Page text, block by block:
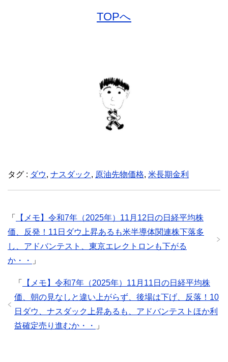
TOPへ
タグ : ダウ, ナスダック, 原油先物価格, 米長期金利
「
【メモ】令和7年（2025年）11月12日の日経平均株
価、反発！11日ダウ上昇あるも米半導体関連株下落多
し、アドバンテスト、東京エレクトロンも下がる
か・・
」
「
【メモ】令和7年（2025年）11月11日の日経平均株
価、朝の見なしと違い上がらず、後場は下げ、反落！10
日ダウ、ナスダック上昇あるも、アドバンテストほか利
益確定売り進むか・・
」